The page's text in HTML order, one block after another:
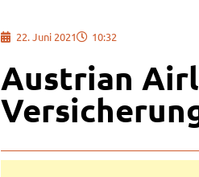
22. Juni 2021 10:32
Austrian